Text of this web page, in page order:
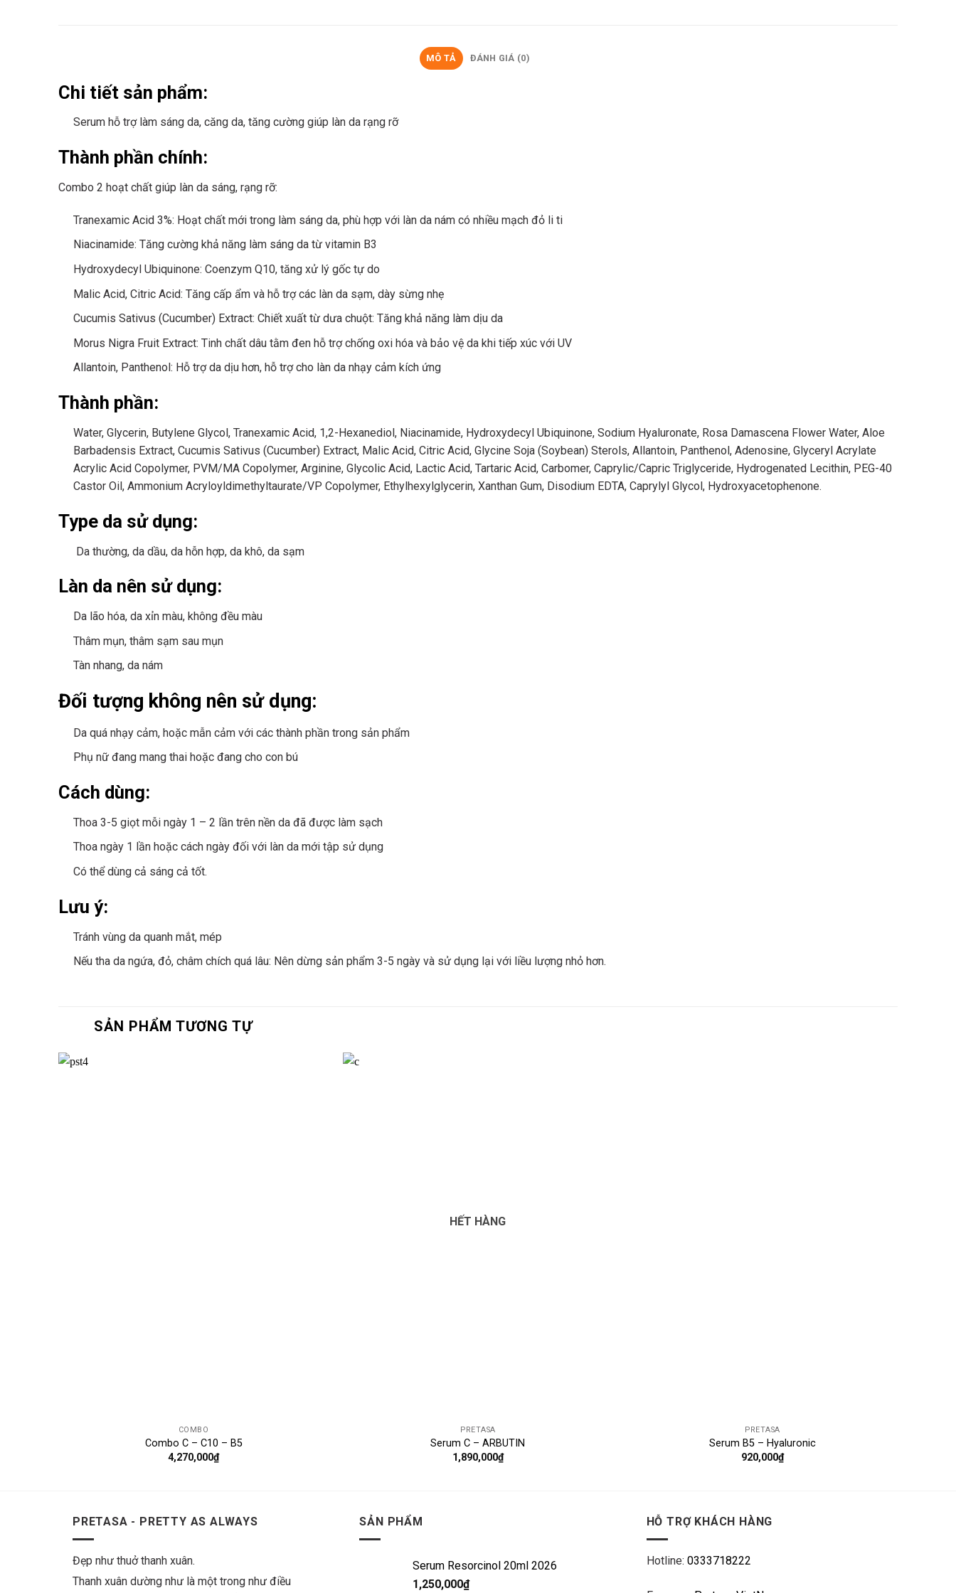
MÔ TẢ ĐÁNH GIÁ (0)
Chi tiết sản phẩm:
Serum hỗ trợ làm sáng da, căng da, tăng cường giúp làn da rạng rỡ
Thành phần chính:
Combo 2 hoạt chất giúp làn da sáng, rạng rỡ:
Tranexamic Acid 3%: Hoạt chất mới trong làm sáng da, phù hợp với làn da nám có nhiều mạch đỏ li ti
Niacinamide: Tăng cường khả năng làm sáng da từ vitamin B3
Hydroxydecyl Ubiquinone: Coenzym Q10, tăng xử lý gốc tự do
Malic Acid, Citric Acid: Tăng cấp ẩm và hỗ trợ các làn da sạm, dày sừng nhẹ
Cucumis Sativus (Cucumber) Extract: Chiết xuất từ dưa chuột: Tăng khả năng làm dịu da
Morus Nigra Fruit Extract: Tinh chất dâu tằm đen hỗ trợ chống oxi hóa và bảo vệ da khi tiếp xúc với UV
Allantoin, Panthenol: Hỗ trợ da dịu hơn, hỗ trợ cho làn da nhạy cảm kích ứng
Thành phần:
Water, Glycerin, Butylene Glycol, Tranexamic Acid, 1,2-Hexanediol, Niacinamide, Hydroxydecyl Ubiquinone, Sodium Hyaluronate, Rosa Damascena Flower Water, Aloe
Barbadensis Extract, Cucumis Sativus (Cucumber) Extract, Malic Acid, Citric Acid, Glycine Soja (Soybean) Sterols, Allantoin, Panthenol, Adenosine, Glyceryl Acrylate
Acrylic Acid Copolymer, PVM/MA Copolymer, Arginine, Glycolic Acid, Lactic Acid, Tartaric Acid, Carbomer, Caprylic/Capric Triglyceride, Hydrogenated Lecithin, PEG-40
Castor Oil, Ammonium Acryloyldimethyltaurate/VP Copolymer, Ethylhexylglycerin, Xanthan Gum, Disodium EDTA, Caprylyl Glycol, Hydroxyacetophenone.
Type da sử dụng:
Da thường, da dầu, da hỗn hợp, da khô, da sạm
Làn da nên sử dụng:
Da lão hóa, da xỉn màu, không đều màu
Thâm mụn, thâm sạm sau mụn
Tàn nhang, da nám
Đối tượng không nên sử dụng:
Da quá nhạy cảm, hoặc mẫn cảm với các thành phần trong sản phẩm
Phụ nữ đang mang thai hoặc đang cho con bú
Cách dùng:
Thoa 3-5 giọt mỗi ngày 1 – 2 lần trên nền da đã được làm sạch
Thoa ngày 1 lần hoặc cách ngày đối với làn da mới tập sử dụng
Có thể dùng cả sáng cả tốt.
Lưu ý:
Tránh vùng da quanh mắt, mép
Nếu tha da ngứa, đỏ, châm chích quá lâu: Nên dừng sản phẩm 3-5 ngày và sử dụng lại với liều lượng nhỏ hơn.
SẢN PHẨM TƯƠNG TỰ
COMBO
Combo C – C10 – B5
4,270,000₫
HẾT HÀNG
PRETASA
Serum C – ARBUTIN
1,890,000₫
PRETASA
Serum B5 – Hyaluronic
920,000₫
PRETASA - PRETTY AS ALWAYS
Đẹp như thuở thanh xuân.
Thanh xuân dường như là một trong như điều
SẢN PHẨM
Serum Resorcinol 20ml 2026
1,250,000₫
HỖ TRỢ KHÁCH HÀNG
Hotline: 0333718222